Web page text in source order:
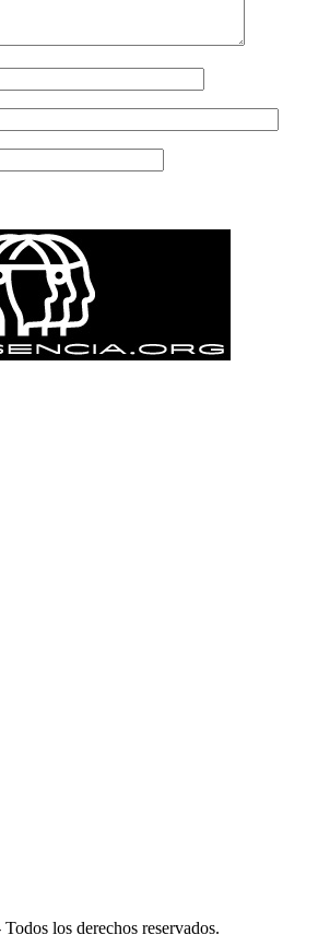
Todos los derechos reservados.